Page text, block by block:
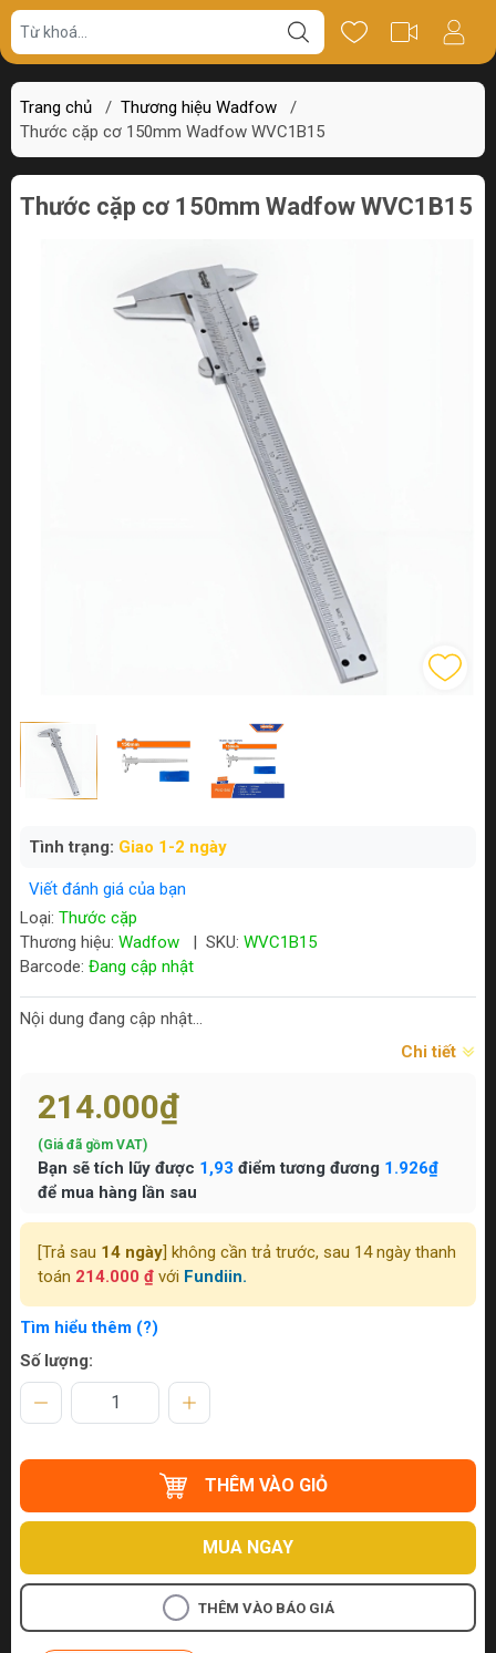
Trang chủ / Thương hiệu Wadfow
/
Thước cặp cơ 150mm Wadfow WVC1B15
Giá bán Review
Thước cặp cơ 150mm Wadfow WVC1B15
Tình trạng: Giao 1-2 ngày
Viết đánh giá của bạn
Loại: Thước cặp
Thương hiệu: Wadfow SKU: WVC1B15
Barcode: Đang cập nhật
Nội dung đang cập nhật...
Chi tiết
214.000₫
(Giá đã gồm VAT)
Bạn sẽ tích lũy được 1,93 điểm tương đương 1.926₫
để mua hàng lần sau
[Trả sau 14 ngày ] không cần trả trước, sau 14 ngày thanh
toán 214.000 ₫ với Fundiin.
Tìm hiểu thêm (?)
Số lượng:
THÊM VÀO GIỎ
MUA NGAY
THÊM VÀO BÁO GIÁ